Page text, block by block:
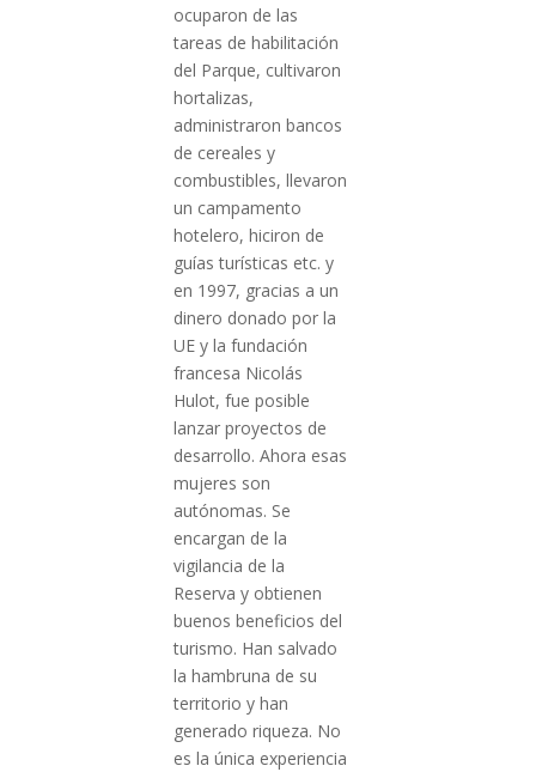
ocuparon de las
tareas de habilitación
del Parque, cultivaron
hortalizas,
administraron bancos
de cereales y
combustibles, llevaron
un campamento
hotelero, hiciron de
guías turísticas etc. y
en 1997, gracias a un
dinero donado por la
UE y la fundación
francesa Nicolás
Hulot, fue posible
lanzar proyectos de
desarrollo. Ahora esas
mujeres son
autónomas. Se
encargan de la
vigilancia de la
Reserva y obtienen
buenos beneficios del
turismo. Han salvado
la hambruna de su
territorio y han
generado riqueza. No
es la única experiencia